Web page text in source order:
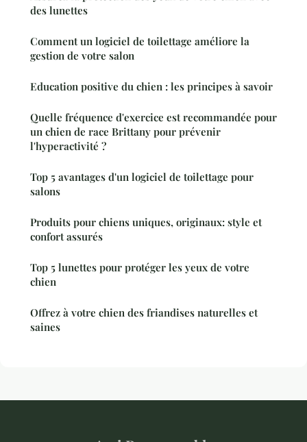
des lunettes
Comment un logiciel de toilettage améliore la
gestion de votre salon
Education positive du chien : les principes à savoir
Quelle fréquence d'exercice est recommandée pour
un chien de race Brittany pour prévenir
l'hyperactivité ?
Top 5 avantages d'un logiciel de toilettage pour
salons
Produits pour chiens uniques, originaux: style et
confort assurés
Top 5 lunettes pour protéger les yeux de votre
chien
Offrez à votre chien des friandises naturelles et
saines